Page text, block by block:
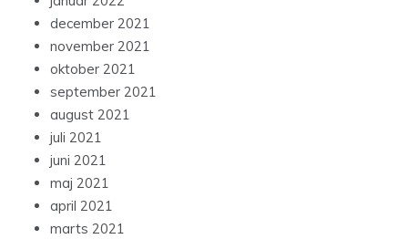
december 2021
november 2021
oktober 2021
september 2021
august 2021
juli 2021
juni 2021
maj 2021
april 2021
marts 2021